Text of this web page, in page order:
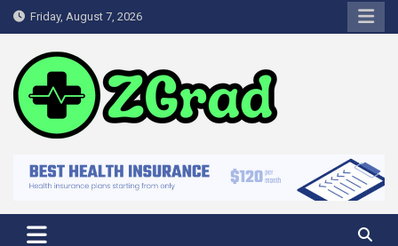
Skip
to
content
Friday, August 7, 2026
zGrad